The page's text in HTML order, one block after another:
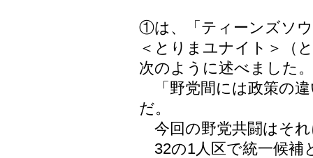
①は、「ティーンズソ
＜とりまユナイト＞（
次のように述べました
「野党間には政策の
だ。
今回の野党共闘はそ
32の1人区で統一候補